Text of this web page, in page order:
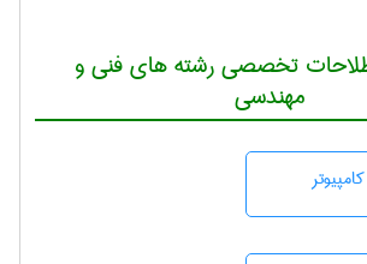
تخصصی رشته های فنی و
مهندسی